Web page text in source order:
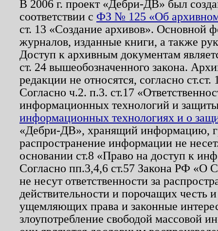
В 2006 г. проект «Дебри-ДВ» был
соответствии с ФЗ № 125 «Об
ст. 13 «Создание архивов». Основной
журналов, изданные книги, а также
Доступ к архивным документам
ст. 24 вышеобозначенного закона.
редакции не относятся, согласно
Согласно ч.2. п.3. ст.17
информационных технологий и
информационных технологиях и о
«Дебри-ДВ», хранящий информацию,
распространение информации не
основании ст.8 «Право на доступ к
Согласно пп.3,4,6 ст.57 Закона РФ «О
не несут ответственности за
действительности и порочащих честь
ущемляющих права и законные
злоупотребление свободой массовой